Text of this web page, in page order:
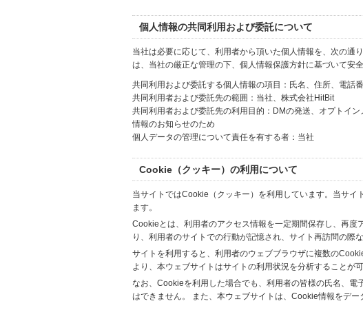
個人情報の共同利用および委託について
当社は必要に応じて、利用者から頂いた個人情報を、次の通
は、当社の厳正な管理の下、個人情報保護方針に基づいて安
共同利用および委託する個人情報の項目：氏名、住所、電話
共同利用者および委託先の範囲：当社、株式会社HitBit
共同利用者および委託先の利用目的：DMの発送、オプトイ
情報のお知らせのため
個人データの管理について責任を有する者：当社
Cookie（クッキー）の利用について
当サイトではCookie（クッキー）を利用しています。当サ
ます。
Cookieとは、利用者のアクセス情報を一定期間保存し、再
り、利用者のサイトでの行動が記憶され、サイト再訪問の際
サイトを利用すると、利用者のウェブブラウザに複数の
より、本ウェブサイトはサイトの利用状況を分析することが可
なお、Cookieを利用した場合でも、利用者の皆様の氏名、電
はできません。 また、本ウェブサイトは、Cookie情報をデ